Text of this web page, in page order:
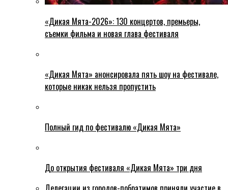
«Дикая Мята-2026»: 130 концертов, премьеры,
съемки фильма и новая глава фестиваля
«Дикая Мята» анонсировала пять шоу на фестивале,
которые никак нельзя пропустить
Полный гид по фестивалю «Дикая Мята»
До открытия фестиваля «Дикая Мята» три дня